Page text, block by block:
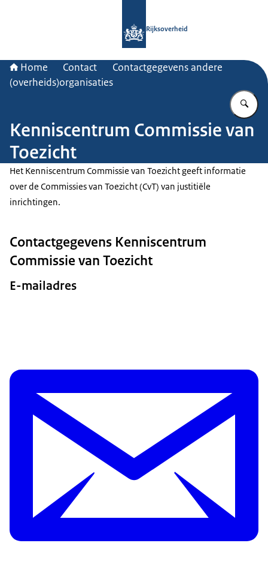
Rijksoverheid
Home Contact
Contactgegevens andere
(overheids)organisaties
Kenniscentrum Commissie van
Toezicht
Het Kenniscentrum Commissie van Toezicht geeft informatie
over de Commissies van Toezicht (CvT) van justitiële
inrichtingen.
Contactgegevens Kenniscentrum
Commissie van Toezicht
E-mailadres